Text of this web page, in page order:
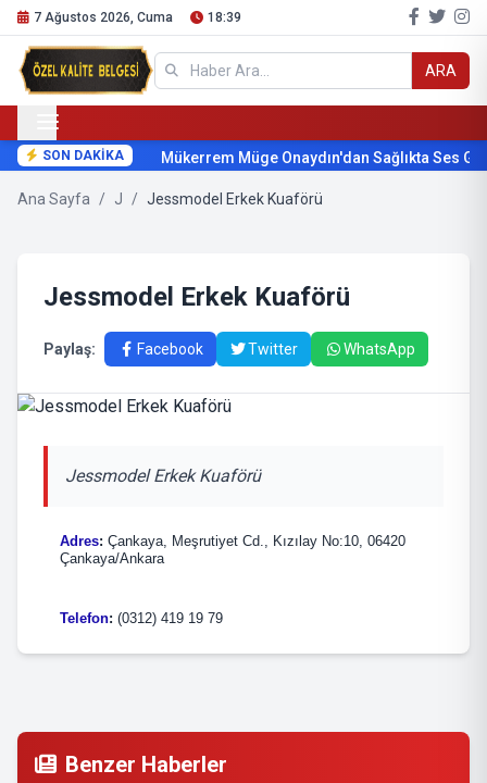
7 Ağustos 2026, Cuma 18:39
ARA
SON DAKİKA Mükerrem Müge Onaydın'dan Sağlıkta Ses
Ana Sayfa / J / Jessmodel Erkek Kuaförü
Jessmodel Erkek Kuaförü
Paylaş: Facebook Twitter WhatsApp
Jessmodel Erkek Kuaförü
Adres: Çankaya, Meşrutiyet Cd., Kızılay No:10, 06420
Çankaya/Ankara
Telefon: (0312) 419 19 79
Benzer Haberler